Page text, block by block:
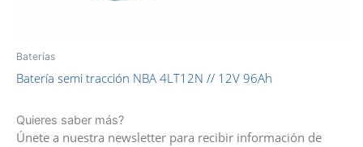
Baterías
Batería semi tracción NBA 4LT12N // 12V 96Ah
Quieres saber más?
Únete a nuestra newsletter para recibir información de